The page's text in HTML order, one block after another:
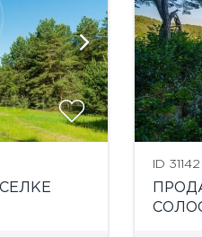
ID 31142